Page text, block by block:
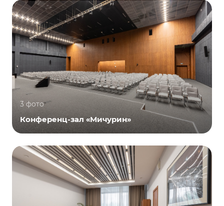
3 фото
Конференц-зал «Мичурин»